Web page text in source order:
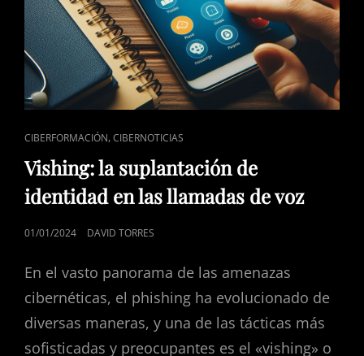
ENLACES
DE
CATEGORÍAS
CIBERFORMACIÓN,CIBERNOTICIAS
Vishing: la suplantación de
identidad en las llamadas de voz
PUBLICADO
01/01/2024 DAVID TORRES
En el vasto panorama de las amenazas
cibernéticas, el phishing ha evolucionado de
diversas maneras, y una de las tácticas más
sofisticadas y preocupantes es el «vishing» o